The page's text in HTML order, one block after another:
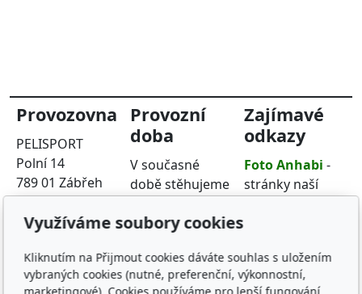
Provozovna
PELISPORT
Polní 14
789 01 Zábřeh
telefon : 603 872
301
Provozní
doba
V současné
době stěhujeme
novou adresu
nás chcete
navštívit
Zajímavé
odkazy
Foto Anhabi -
stránky naší
a opravy všeho
druhu
Využíváme soubory cookies
Kliknutím na Přijmout cookies dáváte souhlas s uložením
vybraných cookies (nutné, preferenční, výkonnostní,